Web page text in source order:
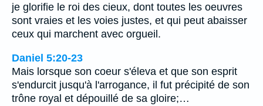
je glorifie le roi des cieux, dont toutes les oeuvres
sont vraies et les voies justes, et qui peut abaisser
ceux qui marchent avec orgueil.
Daniel 5:20-23
Mais lorsque son coeur s'éleva et que son esprit
s'endurcit jusqu'à l'arrogance, il fut précipité de son
trône royal et dépouillé de sa gloire;…